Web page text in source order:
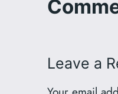
Leave a